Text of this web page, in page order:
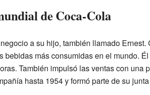
de Coca-Cola
a su hijo, también llamado
bebidas más consumidas en el mundo.
También impulsó las ventas con
hasta 1954 y formó parte de su